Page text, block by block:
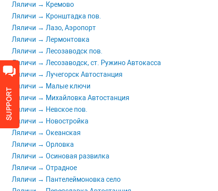
Ляличи → Кремово
Ляличи → Кронштадка пов.
Ляличи → Лазо, Аэропорт
Ляличи → Лермонтовка
Ляличи → Лесозаводск пов.
Ляличи → Лесозаводск, ст. Ружино Автокасса
Ляличи → Лучегорск Автостанция
Ляличи → Малые ключи
Ляличи → Михайловка Автостанция
Ляличи → Невское пов.
Ляличи → Новостройкa
Ляличи → Океанская
Ляличи → Орловка
Ляличи → Осиновая развилка
Ляличи → Отрадное
Ляличи → Пантелеймоновка село